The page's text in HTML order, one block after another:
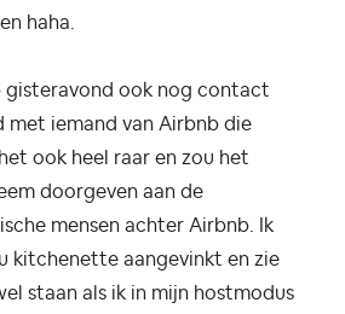
haha.
gisteravond ook nog contact
met iemand van Airbnb die
ook heel raar en zou het
doorgeven aan de
mensen achter Airbnb. Ik
kitchenette aangevinkt en zie
staan als ik in mijn hostmodus